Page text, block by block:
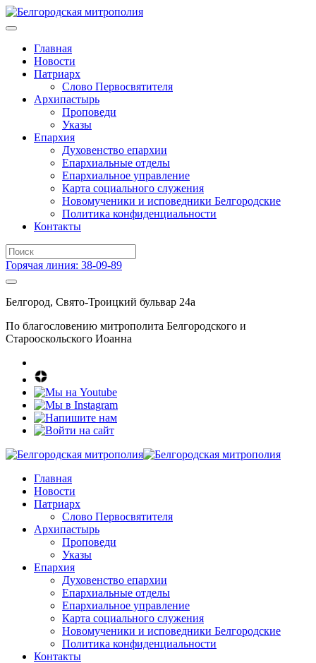
Главная
Новости
Патриарх
Слово Первосвятителя
Архипастырь
Проповеди
Указы
Епархия
Духовенство епархии
Епархиальные отделы
Епархиальное управление
Карта социального служения
Новомученики и исповедники Белгородские
Политика конфиденциальности
Контакты
Горячая линия: 38-09-89
Белгород, Свято-Троицкий бульвар 24а
По благословению митрополита Белгородского и
Старооскольского Иоанна
Главная
Новости
Патриарх
Слово Первосвятителя
Архипастырь
Проповеди
Указы
Епархия
Духовенство епархии
Епархиальные отделы
Епархиальное управление
Карта социального служения
Новомученики и исповедники Белгородские
Политика конфиденциальности
Контакты